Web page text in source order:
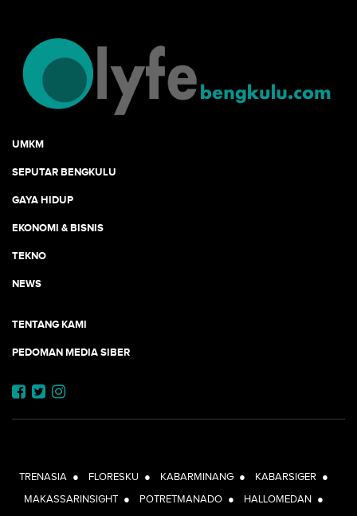
UMKM
SEPUTAR BENGKULU
GAYA HIDUP
EKONOMI & BISNIS
TEKNO
NEWS
TENTANG KAMI
PEDOMAN MEDIA SIBER
TRENASIA ● FLORESKU ● KABARMINANG ● KABARSIGER ●
MAKASSARINSIGHT ● POTRETMANADO ● HALLOMEDAN ●